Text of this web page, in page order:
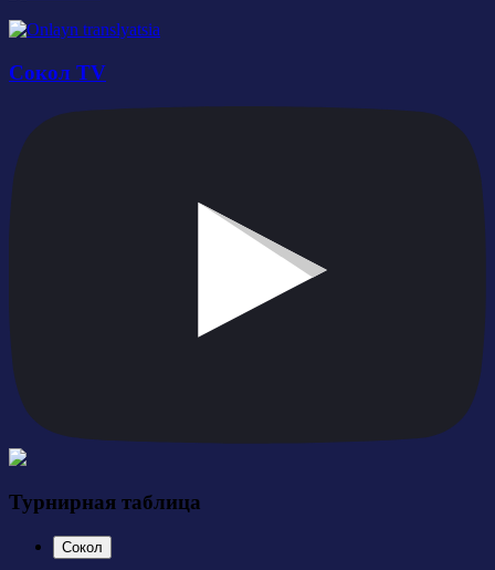
Сокол TV
Турнирная таблица
Сокол